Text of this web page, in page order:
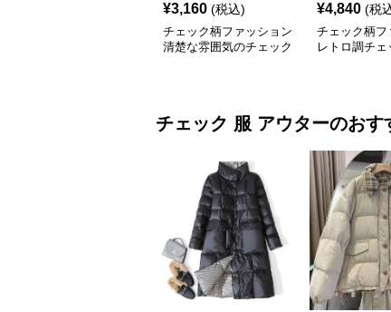
¥3,160 (税込)
チェック柄ファッション
清楚な雰囲気のチェック
¥4,840 (税
チェック柄フ
レトロ調チェ
チェック 服 アウターのおす